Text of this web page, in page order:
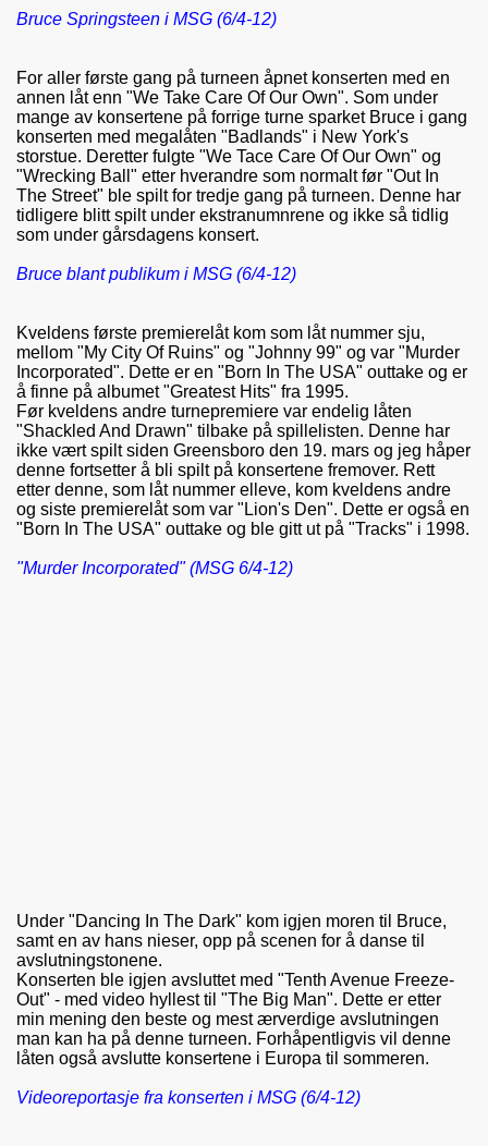
Bruce Springsteen i MSG (6/4-12)
For aller første gang på turneen åpnet konserten med en
annen låt enn "We Take Care Of Our Own". Som under
mange av konsertene på forrige turne sparket Bruce i gang
konserten med megalåten "Badlands" i New York's
storstue. Deretter fulgte "We Tace Care Of Our Own" og
"Wrecking Ball" etter hverandre som normalt før "Out In
The Street" ble spilt for tredje gang på turneen. Denne har
tidligere blitt spilt under ekstranumnrene og ikke så tidlig
som under gårsdagens konsert.
Bruce blant publikum i MSG (6/4-12)
Kveldens første premierelåt kom som låt nummer sju,
mellom "My City Of Ruins" og "Johnny 99" og var "Murder
Incorporated". Dette er en "Born In The USA" outtake og er
å finne på albumet "Greatest Hits" fra 1995.
Før kveldens andre turnepremiere var endelig låten
"Shackled And Drawn" tilbake på spillelisten. Denne har
ikke vært spilt siden Greensboro den 19. mars og jeg håper
denne fortsetter å bli spilt på konsertene fremover. Rett
etter denne, som låt nummer elleve, kom kveldens andre
og siste premierelåt som var "Lion's Den". Dette er også en
"Born In The USA" outtake og ble gitt ut på "Tracks" i 1998.
"Murder Incorporated" (MSG 6/4-12)
Under "Dancing In The Dark" kom igjen moren til Bruce,
samt en av hans nieser, opp på scenen for å danse til
avslutningstonene.
Konserten ble igjen avsluttet med "Tenth Avenue Freeze-
Out" - med video hyllest til "The Big Man". Dette er etter
min mening den beste og mest ærverdige avslutningen
man kan ha på denne turneen. Forhåpentligvis vil denne
låten også avslutte konsertene i Europa til sommeren.
Videoreportasje fra konserten i MSG (6/4-12)